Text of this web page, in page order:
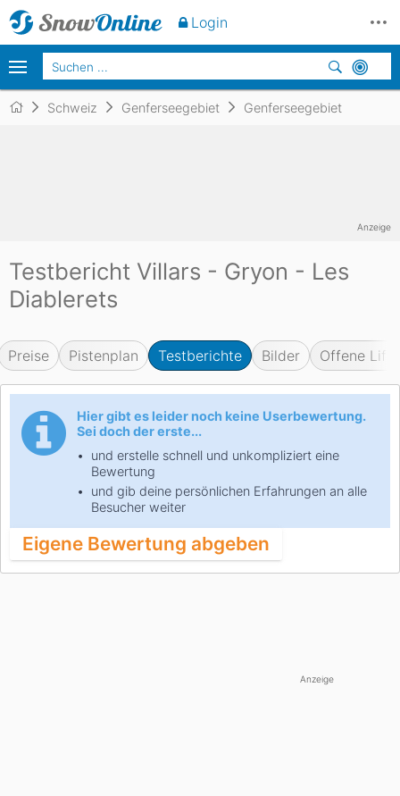
Schweiz Genferseegebiet Genferseegebiet
Testbericht Villars - Gryon - Les
Diablerets
Preise Pistenplan Testberichte Bilder Offene
Hier gibt es leider noch keine Userbewertung.
Sei doch der erste...
und erstelle schnell und unkompliziert eine
Bewertung
und gib deine persönlichen Erfahrungen an alle
Besucher weiter
Eigene Bewertung abgeben
Anzeige
Anzeige
Login